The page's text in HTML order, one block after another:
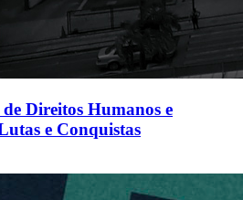
Direitos Humanos e
e Conquistas